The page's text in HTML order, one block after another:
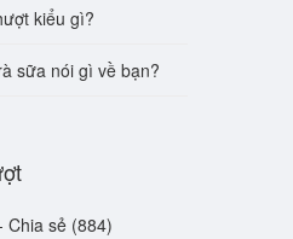
kiểu gì?
sữa nói gì về bạn?
Chia sẻ (884)